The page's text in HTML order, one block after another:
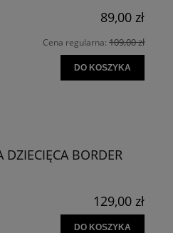
89,00 zł
Cena regularna: 109,00 zł
DO KOSZYKA
BORDER
129,00 zł
DO KOSZYKA